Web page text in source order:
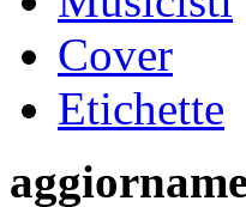
Cover
Etichette